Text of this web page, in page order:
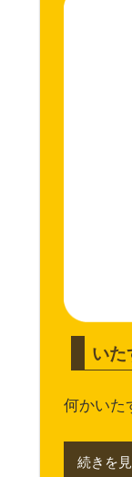
い
何かいた
続きを